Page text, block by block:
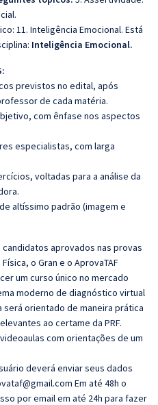
11. Inteligência Emocional. Está
Inteligência Emocional.
previstos no edital, após
de cada matéria.
com ênfase nos aspectos
especialistas, com larga
voltadas para a análise da
altíssimo padrão (imagem e
aprovados nas provas
o Gran e o AprovaTAF
um curso único no mercado
moderno de diagnóstico virtual
orientado de maneira prática
ao certame da PRF.
com orientações de um
deverá enviar seus dados
Em até 48h o
por email em até 24h para fazer